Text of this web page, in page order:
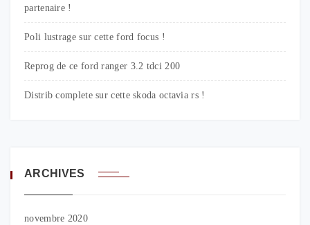
partenaire !
Poli lustrage sur cette ford focus !
Reprog de ce ford ranger 3.2 tdci 200
Distrib complete sur cette skoda octavia rs !
ARCHIVES
novembre 2020